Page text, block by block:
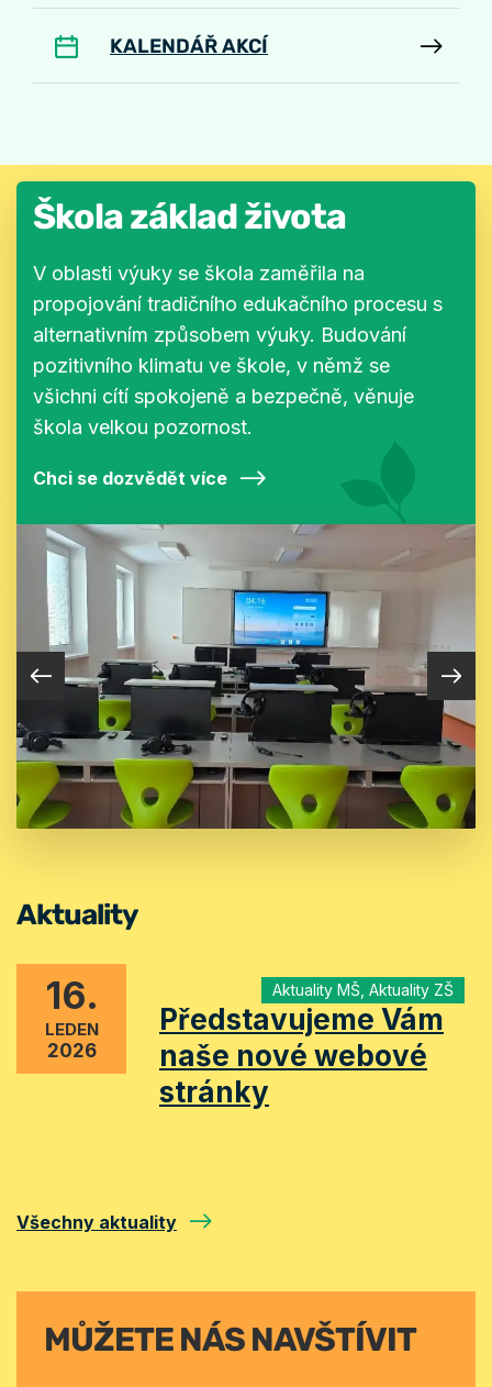
KALENDÁŘ AKCÍ
Škola základ života
V oblasti výuky se škola zaměřila na
propojování tradičního edukačního procesu s
alternativním způsobem výuky. Budování
pozitivního klimatu ve škole, v němž se
všichni cítí spokojeně a bezpečně, věnuje
škola velkou pozornost.
Chci se dozvědět více
Aktuality
16.
LEDEN
2026
Aktuality MŠ, Aktuality ZŠ
Představujeme Vám
naše nové webové
stránky
Všechny aktuality
MŮŽETE NÁS NAVŠTÍVIT